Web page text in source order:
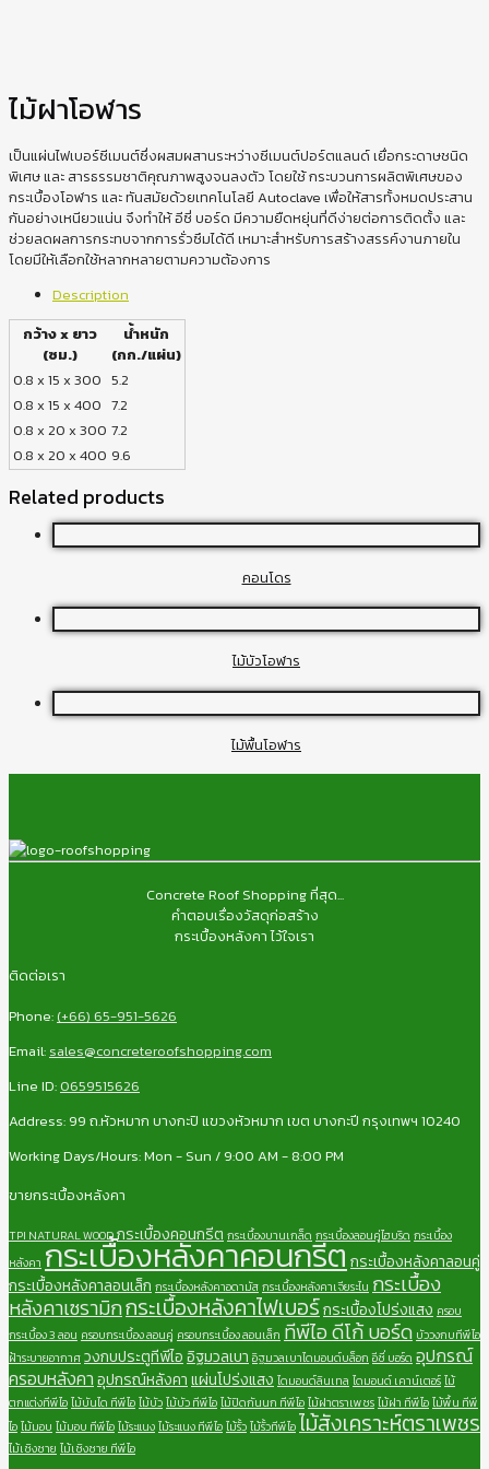
ไม้ฝาโอฬาร
เป็นแผ่นไฟเบอร์ซีเมนต์ซึ่งผสมผสานระหว่างซีเมนต์ปอร์ตแลนด์ เยื่อกระดาษชนิด
พิเศษ และ สารธรรมชาติคุณภาพสูงจนลงตัว โดยใช้ กระบวนการผลิตพิเศษของ
กระเบื้องโอฬาร และ ทันสมัยด้วยเทคโนโลยี Autoclave เพื่อให้สารทั้งหมดประสาน
กันอย่างเหนียวแน่น จึงทำให้ อีซี่ บอร์ด มีความยืดหยุ่นที่ดีง่ายต่อการติดตั้ง และ
ช่วยลดผลการกระทบจากการรั่วซึมได้ดี เหมาะสำหรับการสร้างสรรค์งานภายใน
โดยมีให้เลือกใช้หลากหลายตามความต้องการ
Description
กว้าง x ยาว
(ซม.)
น้ำหนัก
(กก./แผ่น)
0.8 x 15 x 300 5.2
0.8 x 15 x 400 7.2
0.8 x 20 x 300 7.2
0.8 x 20 x 400 9.6
Related products
คอนโดร
ไม้บัวโอฬาร
ไม้พื้นโอฬาร
Concrete Roof Shopping ที่สุด...
คำตอบเรื่องวัสดุก่อสร้าง
กระเบื้องหลังคา ไว้ใจเรา
ติดต่อเรา
Phone: (+66) 65-951-5626
Email: sales@concreteroofshopping.com
Line ID: 0659515626
Address: 99 ถ.หัวหมาก บางกะปิ แขวงหัวหมาก เขต บางกะปี กรุงเทพฯ 10240
Working Days/Hours: Mon - Sun / 9:00 AM - 8:00 PM
ขายกระเบื้องหลังคา
TPI NATURAL WOODกระเบื้องคอนกรีตกระเบื้องบานเกล็ด กระเบื้องลอนคู่ไฮบริด กระเบื้อง
หลังคา กระเบื้องหลังคาคอนกรีตกระเบื้องหลังคาลอนคู่
กระเบื้องหลังคาลอนเล็กกระเบื้องหลังคาอดามัสกระเบื้องหลังคาเจียระไน กระเบื้อง
หลังคาเซรามิกกระเบื้องหลังคาไฟเบอร์กระเบื้องโปร่งแสง ครอบ
กระเบื้อง 3 ลอน ครอบกระเบื้อง ลอนคู่ ครอบกระเบื้อง ลอนเล็ก ทีพีไอ ดีโก้ บอร์ด บัววงกบทีพีไอ
ฝ้าระบายอากาศวงกบประตูทีพีไออิฐมวลเบาอิฐมวลเบาไดมอนด์บล็อก อีซี่ บอร์ด อุปกรณ์
ครอบหลังคาอุปกรณ์หลังคาแผ่นโปร่งแสงไดมอนด์ลินเทล ไดมอนด์ เคาน์เตอร์ไม้
ตกแต่งทีพีไอไม้บันได ทีพีไอไม้บัวไม้บัว ทีพีไอไม้ปิดกันนก ทีพีไอไม้ฝาตราเพชรไม้ฝา ทีพีไอไม้พื้น ทีพี
ไอไม้มอบ ไม้มอบ ทีพีไอไม้ระแนงไม้ระแนง ทีพีไอไม้รั้วไม้รั้วทีพีไอไม้สังเคราะห์ตราเพชร
ไม้เชิงชาย ไม้เชิงชาย ทีพีไอ